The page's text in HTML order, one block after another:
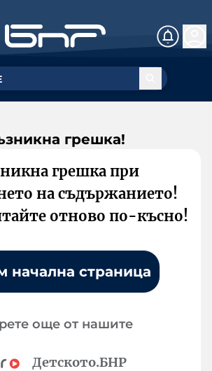
грешка!
грешка при
на съдържанието!
отново по-късно!
начална страница
още от нашите
Детското.БНР